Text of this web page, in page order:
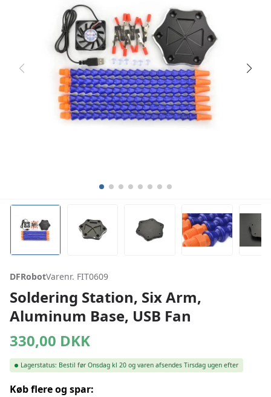
DFRobotVarenr. FIT0609
Soldering Station, Six Arm,
Aluminum Base, USB Fan
330,00 DKK
Lagerstatus: Bestil før Onsdag kl 20 og varen afsendes Tirsdag ugen efter
Køb flere og spar: